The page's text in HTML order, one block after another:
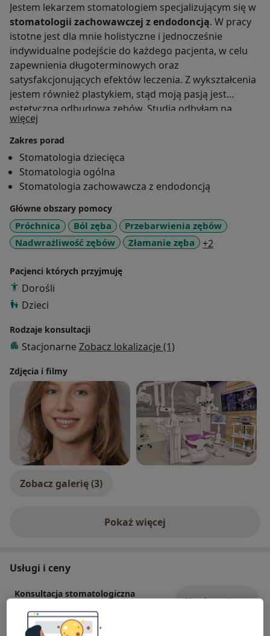
Jestem lekarzem stomatologiem specjalizującym się w
stomatologii zachowawczej z endodoncją. W pracy
istotne jest dla mnie holistyczne i jednocześnie
indywidualne podejście do każdego pacjenta, w celu
zapewnienia długoterminowych oraz
satysfakcjonujących efektów leczenia. Z wykształcenia
jestem również plastykiem, stąd moją pasją jest
estetyczna odbudowa zębów. Studia odbyłam na
Śląskim Uniwersytecie Medycznym zostając laureatką
konkursu na Najlepszego Studenta Stomatologii.
Ukończyłam liczne kursy m.in. z zakresu odbudowy
zębów, leczenia kanałowego oraz protetyki.
Nieustannie uczestniczę w kongresach oraz
szkoleniach stomatologicznych, a także na bieżąco
śledzę i czytam literaturę naukową. Moją pasją jest
sama praca. Wolne chwile spędzam najchętniej na
świeżym powietrzu, czytam książki, maluję obrazy,
wędruję po górach czy wyruszam na wyprawy
rowerowe kontemplując przyrodę.
więcej
Zakres porad
Stomatologia dziecięca
Stomatologia ogólna
Stomatologia zachowawcza z endodoncją
Główne obszary pomocy
Próchnica Ból zęba
Przebarwienia zębów
Nadwrażliwość zębów
Złamanie zęba +2
Pacjenci których przyjmuję
Dorośli
Dzieci
Rodzaje konsultacji
Stacjonarne Zobacz lokalizacje (1)
Zdjęcia i filmy
Zobacz galerię (3)
Pokaż więcejo doświadczeniu
Usługi i ceny
Konsultacja stomatologiczna
150 zł Szczegóły Umów wizytę